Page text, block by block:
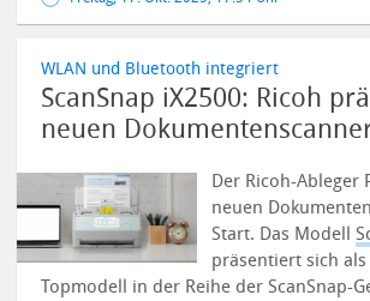
WLAN und Bluetooth integriert
ScanSnap iX2500: Ricoh
neuen
Der Ricoh-Ableger
neuen
Start. Das Modell
präsentiert sich als
Topmodell in der Reihe der ScanSnap-